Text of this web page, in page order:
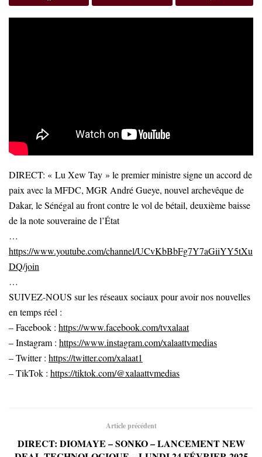
DIRECT: « Lu Xew Tay » le premier ministre signe un accord de
paix avec la MFDC, MGR André Gueye, nouvel archevêque de
Dakar, le Sénégal au front contre le vol de bétail, deuxième baisse
de la note souveraine de l’État
…
https://www.youtube.com/channel/UCvKbBbFg7Y7aGiiYY5tXu
DQ/join
…
SUIVEZ-NOUS sur les réseaux sociaux pour avoir nos nouvelles
en temps réel :
– Facebook : https://www.facebook.com/tvxalaat
– Instagram : https://www.instagram.com/xalaattvmedias
– Twitter : https://twitter.com/xalaat1
– TikTok : https://tiktok.com/@xalaattvmedias
Article précédent
DIRECT: DIOMAYE – SONKO – LANCEMENT NEW